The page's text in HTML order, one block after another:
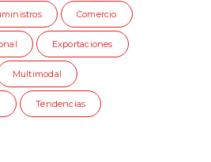
Comercio
Exportaciones
Multimodal
Tendencias